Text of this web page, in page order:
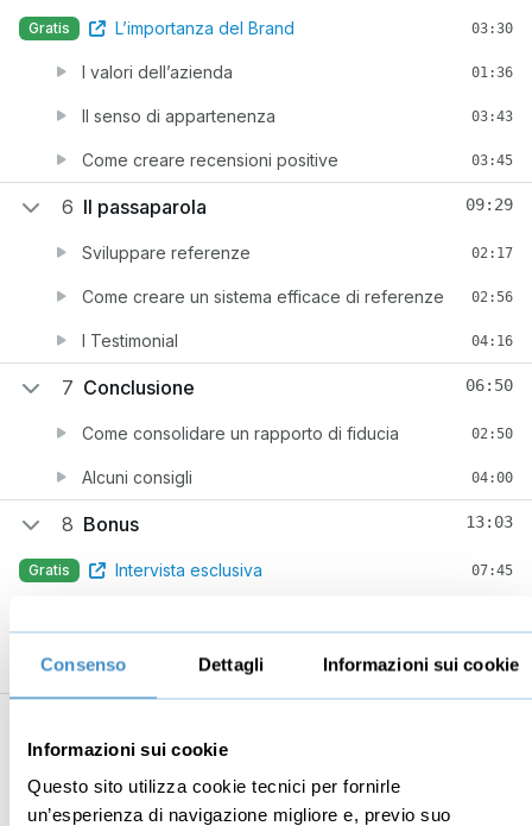
Consenso Dettagli Informazioni sui cookie
Informazioni sui cookie
Questo sito utilizza cookie tecnici per fornirle
un’esperienza di navigazione migliore e, previo suo
Gratis L’importanza del Brand 03:30
I valori dell’azienda 01:36
Il senso di appartenenza 03:43
Come creare recensioni positive 03:45
6 Il passaparola 09:29
Sviluppare referenze 02:17
Come creare un sistema efficace di referenze 02:56
I Testimonial 04:16
7 Conclusione 06:50
Come consolidare un rapporto di fiducia 02:50
Alcuni consigli 04:00
8 Bonus 13:03
Gratis Intervista esclusiva 07:45
Business
Mindset imprenditoriale Seo